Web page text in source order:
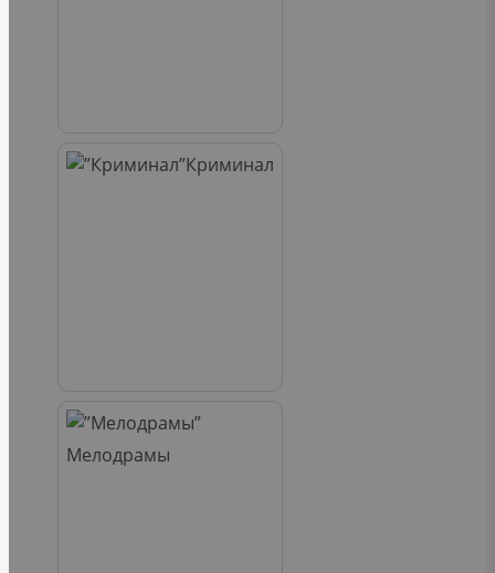
Криминал
Мелодрамы